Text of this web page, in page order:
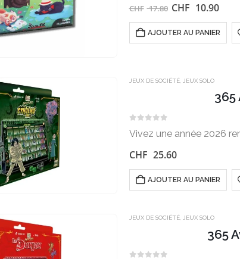
CHF 17.80 CHF 10.90
AJOUTER AU PANIER
JEUX DE SOCIÉTÉ, JEUX SOLO
365
Vivez une année 2026
CHF 25.60
AJOUTER AU PANIER
JEUX DE SOCIÉTÉ, JEUX SOLO
365